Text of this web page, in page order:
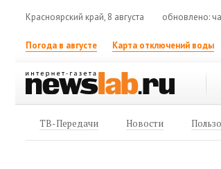
Красноярский край, 8 августа обновлено:
Погода в августе Карта отключений воды
ТВ-Передачи Новости